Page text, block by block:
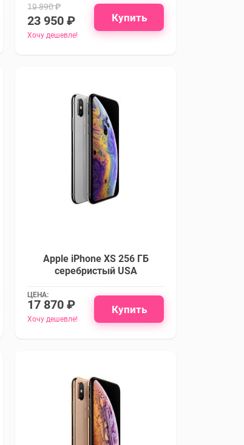
19 890 ₽
23 950 ₽
Хочу дешевле!
Купить
Apple iPhone XS 256 ГБ
серебристый USA
ЦЕНА:
17 870 ₽
Хочу дешевле!
Купить